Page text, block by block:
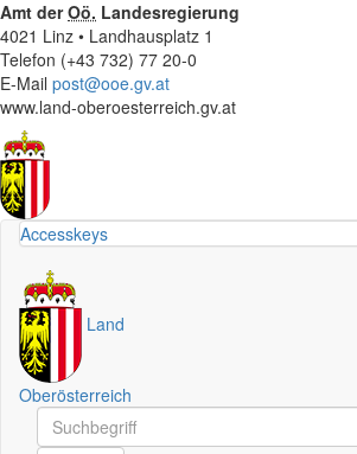
Amt derOö. Landesregierung
4021 Linz • Landhausplatz 1
Telefon (+43 732) 77 20-0
E-Mail post@ooe.gv.at
www.land-oberoesterreich.gv.at
Accesskeys
Land
Oberösterreich
Schnellsuche
Schnellsuche